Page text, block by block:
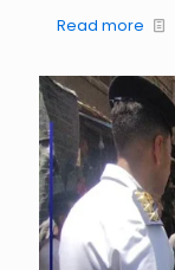
Read more